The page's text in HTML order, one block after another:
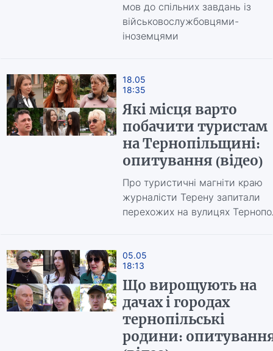
мов до спільних завдань із
військовослужбовцями-
іноземцями
18.05
18:35
Які місця варто
побачити туристам
на Тернопільщині:
опитування (відео)
Про туристичні магніти краю
журналісти Терену запитали
перехожих на вулицях
05.05
18:13
Що вирощують на
дачах і городах
тернопільські
родини: